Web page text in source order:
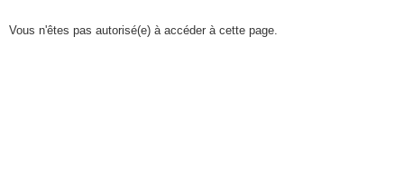
Vous n'êtes pas autorisé(e) à accéder à cette page.